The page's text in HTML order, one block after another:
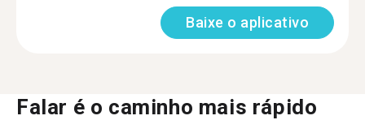
Baixe o aplicativo
Falar é o caminho mais rápido